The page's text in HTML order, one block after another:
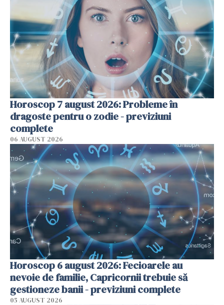
Horoscop 7 august 2026: Probleme în
dragoste pentru o zodie - previziuni
complete
06 AUGUST 2026
Horoscop 6 august 2026: Fecioarele au
nevoie de familie, Capricornii trebuie să
gestioneze banii - previziuni complete
05 AUGUST 2026